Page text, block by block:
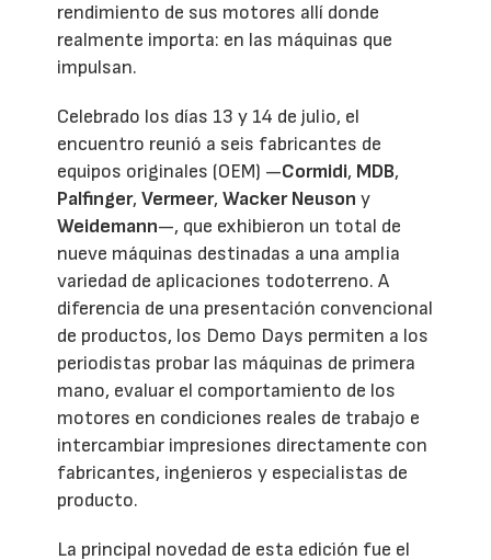
rendimiento de sus motores allí donde
realmente importa: en las máquinas que
impulsan.
Celebrado los días 13 y 14 de julio, el
encuentro reunió a seis fabricantes de
equipos originales (OEM) —Cormidi, MDB,
Palfinger,Vermeer,Wacker Neuson y
Weidemann—, que exhibieron un total de
nueve máquinas destinadas a una amplia
variedad de aplicaciones todoterreno. A
diferencia de una presentación convencional
de productos, los Demo Days permiten a los
periodistas probar las máquinas de primera
mano, evaluar el comportamiento de los
motores en condiciones reales de trabajo e
intercambiar impresiones directamente con
fabricantes, ingenieros y especialistas de
producto.
La principal novedad de esta edición fue el